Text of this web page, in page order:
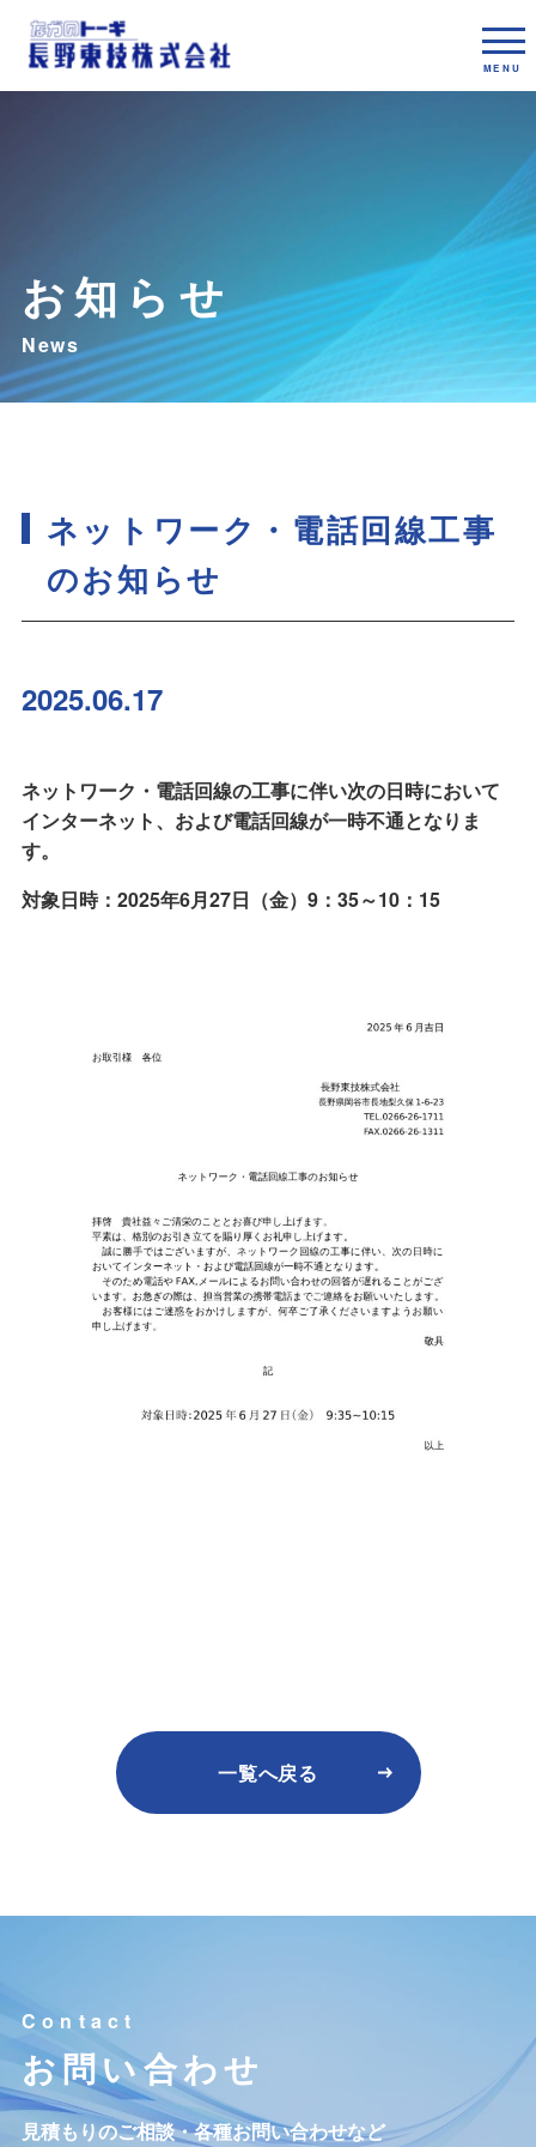
お知らせ
ネットワーク・電話回線工事
のお知らせ
2025.06.17
ネットワーク・電話回線の工事に伴い次の日時において
インターネット、および電話回線が一時不通となりま
す。
対象日時：2025年6月27日（金）9：35～10：15
一覧へ戻る
お問い合わせ
見積もりのご相談・各種お問い合わせなど